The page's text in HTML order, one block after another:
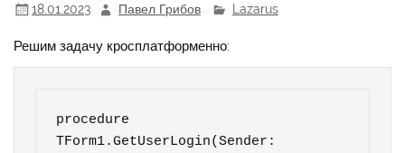
18.01.2023 Павел Грибов Lazarus
Решим задачу кросплатформенно:
procedure
TForm1.GetUserLogin(Sender: